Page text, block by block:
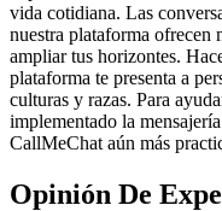
vida cotidiana. Las
nuestra plataforma ofrecen
ampliar tus horizontes.
plataforma te presenta a
culturas y razas. Para
implementado la
CallMeChat aún más
Opinión De